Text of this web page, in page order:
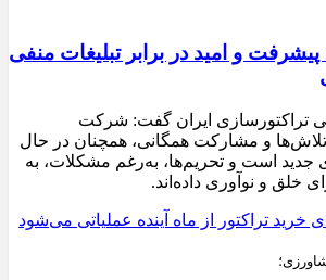
پیشرفت و امید در برابر تبلیغات منفی
تراکتورسازی ایران گفت: شرکت
تلاش‌ها و مشارکت همگانی، همچنان در حال
جدید است و تحریم‌ها، به‌رغم مشکلات، به
خلق و نوآوری داده‌اند.